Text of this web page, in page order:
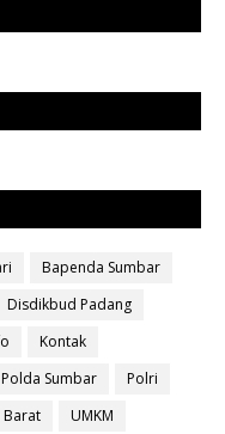
Bapenda Sumbar
Disdikbud Padang
Kontak
Polda Sumbar
Polri
Barat UMKM